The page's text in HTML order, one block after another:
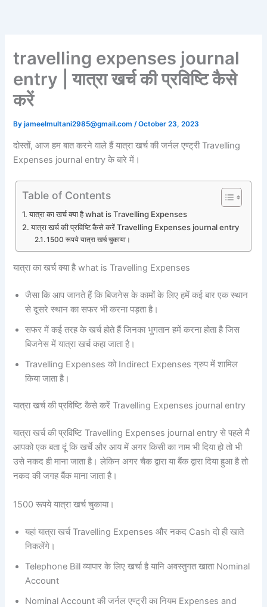
travelling expenses journal
entry | यात्रा खर्च की प्रविष्टि कैसे
करें
Byjameelmultani2985@gmail.com/October 23, 2023
दोस्तों, आज हम बात करने वाले हैं यात्रा खर्च की जर्नल एण्ट्री Travelling
Expenses journal entry के बारे में।
Table of Contents
यात्रा का खर्च क्या है what is Travelling Expenses
यात्रा खर्च की प्रविष्टि कैसे करें Travelling Expenses journal entry
1500 रूपये यात्रा खर्च चुकाया।
यात्रा का खर्च क्या है what is Travelling Expenses
जैसा कि आप जानते हैं कि बिजनेस के कामों के लिए हमें कई बार एक स्थान
से दूसरे स्थान का सफर भी करना पड़ता है।
सफर में कई तरह के खर्च होते हैं जिनका भुगतान हमें करना होता है जिस
बिजनेस में यात्रा खर्च कहा जाता है।
Travelling Expenses को Indirect Expenses ग्रुप में शामिल
किया जाता है।
यात्रा खर्च की प्रविष्टि कैसे करें Travelling Expenses journal entry
यात्रा खर्च की प्रविष्टि Travelling Expenses journal entry से पहले मै
आपको एक बता दूं कि खर्चे और आय में अगर किसी का नाम भी दिया हो तो भी
उसे नकद ही माना जाता है। लेकिन अगर चैक द्वारा या बैंक द्वारा दिया हुआ है तो
नकद की जगह बैंक माना जाता है।
1500 रूपये यात्रा खर्च चुकाया।
यहां यात्रा खर्च Travelling Expenses और नकद Cash दो ही खाते
निकलेंगे।
Telephone Bill व्यापार के लिए खर्चा है यानि अवस्तुगत खाता Nominal
Account
Nominal Account की जर्नल एण्ट्री का नियम Expenses and